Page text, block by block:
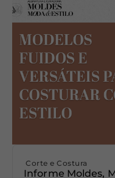
Corte e Costura
Informe Moldes,